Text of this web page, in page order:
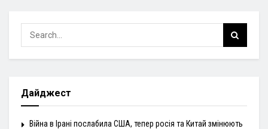
Дайджест
Війна в Ірані послабила США, тепер росія та Китай змінюють